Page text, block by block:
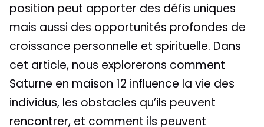
position peut apporter des défis uniques
mais aussi des opportunités profondes de
croissance personnelle et spirituelle. Dans
cet article, nous explorerons comment
Saturne en maison 12 influence la vie des
individus, les obstacles qu’ils peuvent
rencontrer, et comment ils peuvent